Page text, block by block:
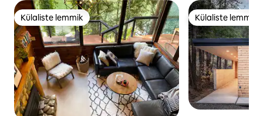
Külaliste lemmik
Külaliste lemmik Külaliste lemmik
Külaliste lemmik